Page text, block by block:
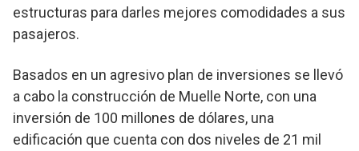
estructuras para darles mejores comodidades a sus
pasajeros.
Basados en un agresivo plan de inversiones se llevó
a cabo la construcción de Muelle Norte, con una
inversión de 100 millones de dólares, una
edificación que cuenta con dos niveles de 21 mil